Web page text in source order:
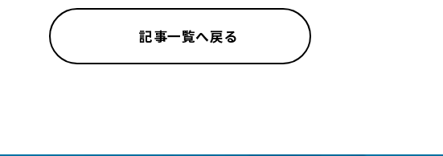
記事一覧へ戻る